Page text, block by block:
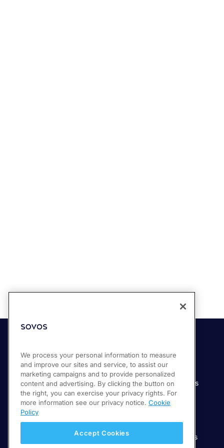
Soluciones
Compliance Cloud
Productos
Servicios
Industrias
Manufactura
Servicios financieros
Servicios digitales
Salud
Telecomunicaciones
We process your personal information to measure
and improve our sites and service, to assist our
marketing campaigns and to provide personalized
content and advertising. By clicking the button on
the right, you can exercise your privacy rights. For
more information see our privacy notice. Cookie
Policy
Accept Cookies